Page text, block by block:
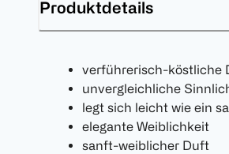
Produktdetails
verführerisch-köstliche
unvergleichliche
legt sich leicht wie ein
elegante Weiblichkeit
sanft-weiblicher Duft